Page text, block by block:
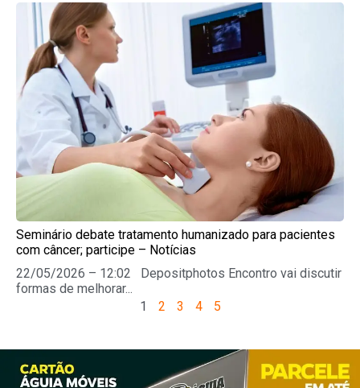
Seminário debate tratamento humanizado para pacientes
com câncer; participe – Notícias
22/05/2026 – 12:02 Depositphotos Encontro vai discutir
formas de melhorar...
1
2 3 4 5